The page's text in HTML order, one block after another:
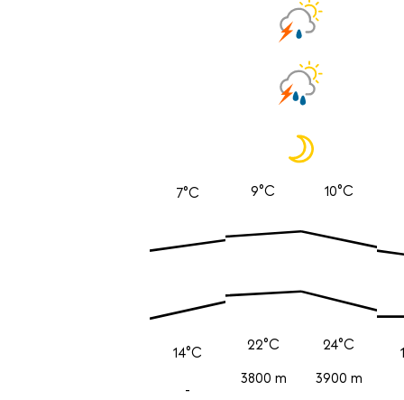
7°C
14°C
-
9°C
22°C
3800 m
10°C
24°C
3900 m